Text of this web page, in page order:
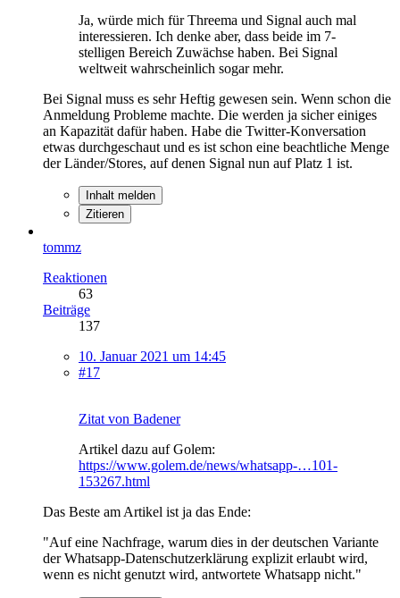
Ja, würde mich für Threema und Signal auch mal
interessieren. Ich denke aber, dass beide im 7-
stelligen Bereich Zuwächse haben. Bei Signal
weltweit wahrscheinlich sogar mehr.
Bei Signal muss es sehr Heftig gewesen sein. Wenn schon die
Anmeldung Probleme machte. Die werden ja sicher einiges
an Kapazität dafür haben. Habe die Twitter-Konversation
etwas durchgeschaut und es ist schon eine beachtliche Menge
der Länder/Stores, auf denen Signal nun auf Platz 1 ist.
Inhalt melden
Zitieren
tommz
Reaktionen
63
Beiträge
137
10. Januar 2021 um 14:45
#17
Zitat von Badener
Artikel dazu auf Golem:
https://www.golem.de/news/whatsapp-…101-
153267.html
Das Beste am Artikel ist ja das Ende:
"Auf eine Nachfrage, warum dies in der deutschen Variante
der Whatsapp-Datenschutzerklärung explizit erlaubt wird,
wenn es nicht genutzt wird, antwortete Whatsapp nicht."